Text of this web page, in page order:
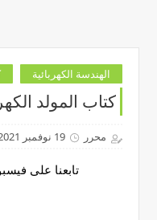
الهندسة الكهربائية
كتاب المولد
محرر 19 نوفمبر 2021
تابعنا على